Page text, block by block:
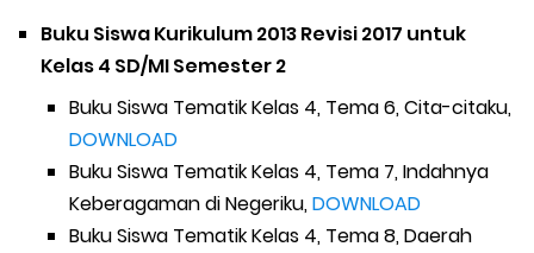
Buku Siswa Kurikulum 2013 Revisi 2017 untuk
Kelas 4 SD/MI Semester 2
Buku Siswa Tematik Kelas 4, Tema 6, Cita-citaku,
DOWNLOAD
Buku Siswa Tematik Kelas 4, Tema 7, Indahnya
Keberagaman di Negeriku,DOWNLOAD
Buku Siswa Tematik Kelas 4, Tema 8, Daerah